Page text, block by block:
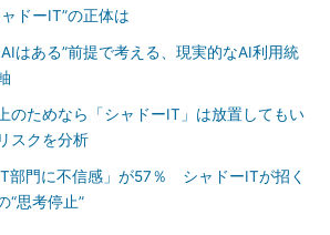
ドーIT”の正体は
はある”前提で考える、現実的なAI利用統
のためなら「シャドーIT」は放置してもい
スクを分析
部門に不信感」が57％ シャドーITが招く
“思考停止”